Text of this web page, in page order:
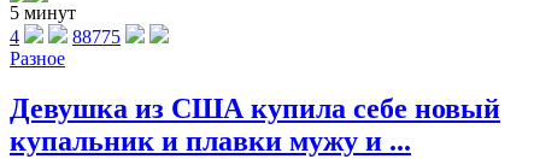
5 минут
4
88775
Разное
Девушка из США купила себе новый
купальник и плавки мужу и ...